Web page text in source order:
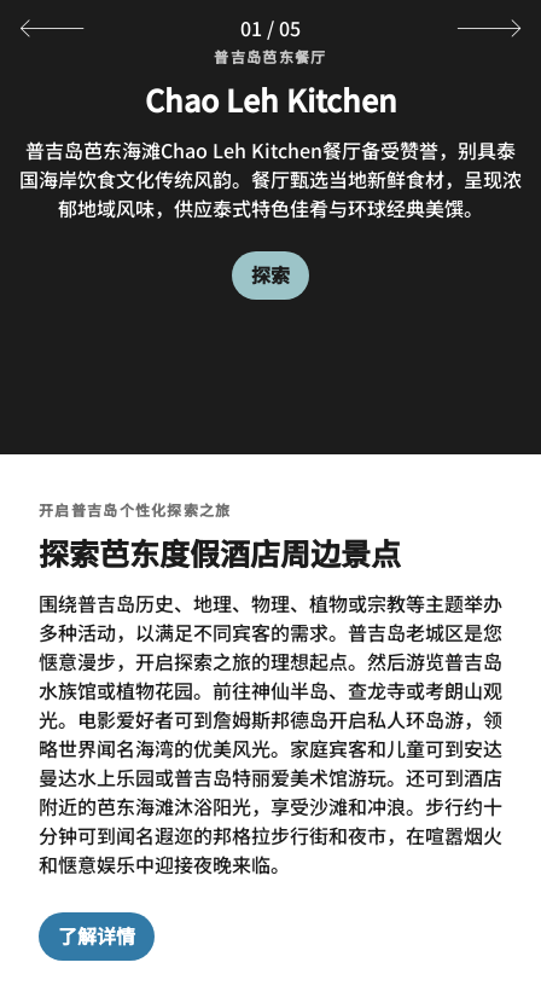
普吉岛芭东餐厅
Chao Leh Kitchen
普吉岛芭东海滩Chao Leh Kitchen餐厅备受赞誉，别具泰
国海岸饮食文化传统风韵。餐厅甄选当地新鲜食材，呈现浓
郁地域风味，供应泰式特色佳肴与环球经典美馔。
探索
普吉岛芭东餐厅
Sears & Co. Bar and Grill
欢迎到Sears & Co.酒吧和烧烤餐厅，惬意放松身心，畅享
休闲风味用餐体验。这间普吉岛芭东海滩餐厅坐拥迷人海
景，严选新鲜食材，主打烤肉与海鲜料理。
探索
普吉岛芭东餐厅
The Deck Beach Club Patong
芭东The Deck海滩俱乐部是您畅享海滨餐饮的理想去处。
您可与亲友相伴，午后小酌怡情，晚间感受悠然氛围，尽享
美好欢聚时光。欢迎品鉴普吉岛醇饮优选或享用美味快餐。
探索
普吉岛芭东餐厅
Lobby Bar
Unwind in style at our vibrant all-day Lobby Lounge.
Grab a coffee, a quick bite on-the-go or a selection
from Phuket’s Best Brews. After your day in Patong
connect with friends, family or colleagues.
普吉岛芭东餐厅
Pool Bar
Relax and unwind as you leisurely soak in the tropical
outdoor pool, enjoying the warmth of the Patong
Beach sun. Float over to our swim-up pool bars and
having to leave the water.
01 /05
开启普吉岛个性化探索之旅
探索芭东度假酒店周边景点
围绕普吉岛历史、地理、物理、植物或宗教等主题举办
多种活动，以满足不同宾客的需求。普吉岛老城区是您
惬意漫步，开启探索之旅的理想起点。然后游览普吉岛
水族馆或植物花园。前往神仙半岛、查龙寺或考朗山观
光。电影爱好者可到詹姆斯邦德岛开启私人环岛游，领
略世界闻名海湾的优美风光。家庭宾客和儿童可到安达
曼达水上乐园或普吉岛特丽爱美术馆游玩。还可到酒店
附近的芭东海滩沐浴阳光，享受沙滩和冲浪。步行约十
分钟可到闻名遐迩的邦格拉步行街和夜市，在喧嚣烟火
和惬意娱乐中迎接夜晚来临。
了解详情